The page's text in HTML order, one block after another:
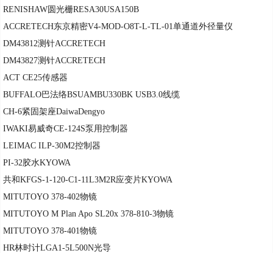
RENISHAW圆光栅RESA30USA150B
ACCRETECH东京精密V4-MOD-O8T-L-TL-01单通道外径量仪
DM43812测针ACCRETECH
DM43827测针ACCRETECH
ACT CE25传感器
BUFFALO巴法络BSUAMBU330BK USB3.0线缆
CH-6紧固架座DaiwaDengyo
IWAKI易威奇CE-124S泵用控制器
LEIMAC ILP-30M2控制器
PI-32胶水KYOWA
共和KFGS-1-120-C1-11L3M2R应变片KYOWA
MITUTOYO 378-402物镜
MITUTOYO M Plan Apo SL20x 378-810-3物镜
MITUTOYO 378-401物镜
HR林时计LGA1-5L500N光导